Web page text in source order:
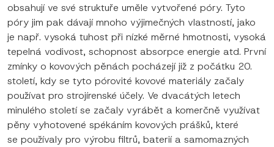
obsahují ve své struktuře uměle vytvořené póry. Tyto
póry jim pak dávají mnoho výjimečných vlastností, jako
je např. vysoká tuhost při nízké měrné hmotnosti, vysoká
tepelná vodivost, schopnost absorpce energie atd. První
zmínky o kovových pěnách pocházejí již z počátku 20.
století, kdy se tyto pórovité kovové materiály začaly
používat pro strojírenské účely. Ve dvacátých letech
minulého století se začaly vyrábět a komerčně využívat
pěny vyhotovené spékáním kovových prášků, které
se používaly pro výrobu filtrů, baterií a samomazných